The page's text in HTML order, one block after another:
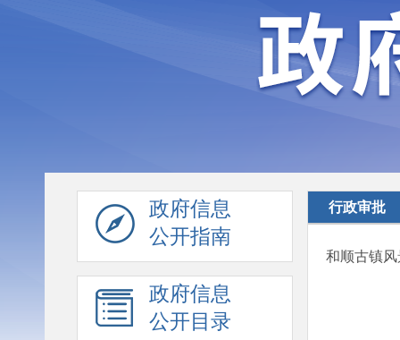
政府信息
公开指南
政府信息
公开目录
行政审批
和顺古镇